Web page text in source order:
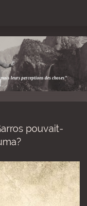
leurs perceptions des choses"
pouvait-